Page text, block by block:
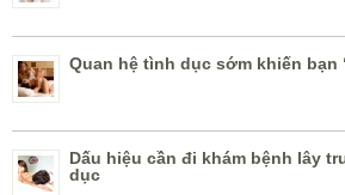
Quan hệ tình dục sớm khiến bạn
Dấu hiệu cần đi khám bệnh lây
dục